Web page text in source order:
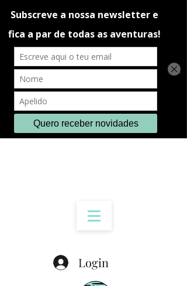
Login